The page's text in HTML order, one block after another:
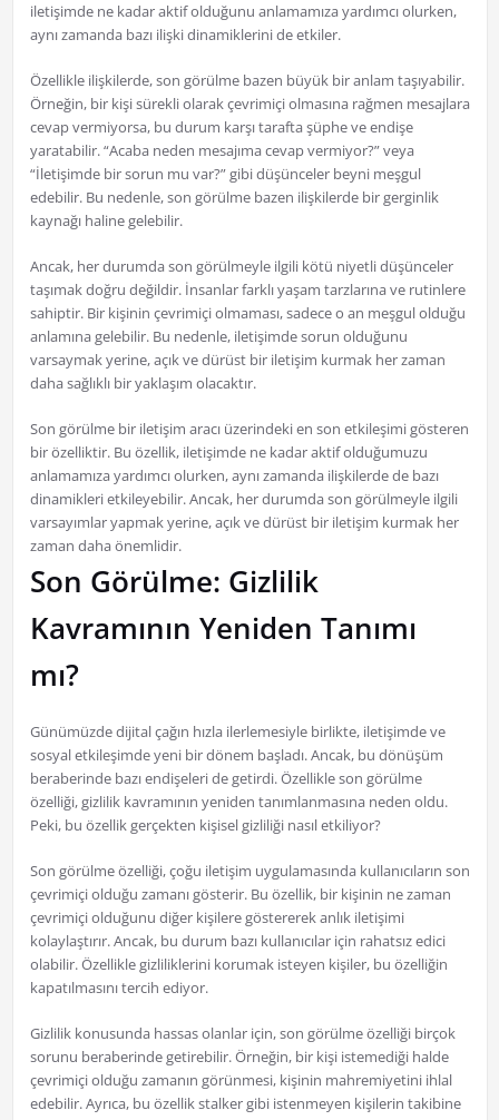
iletişimde ne kadar aktif olduğunu anlamamıza yardımcı olurken,
aynı zamanda bazı ilişki dinamiklerini de etkiler.
Özellikle ilişkilerde, son görülme bazen büyük bir anlam taşıyabilir.
Örneğin, bir kişi sürekli olarak çevrimiçi olmasına rağmen mesajlara
cevap vermiyorsa, bu durum karşı tarafta şüphe ve endişe
yaratabilir. “Acaba neden mesajıma cevap vermiyor?” veya
“İletişimde bir sorun mu var?” gibi düşünceler beyni meşgul
edebilir. Bu nedenle, son görülme bazen ilişkilerde bir gerginlik
kaynağı haline gelebilir.
Ancak, her durumda son görülmeyle ilgili kötü niyetli düşünceler
taşımak doğru değildir. İnsanlar farklı yaşam tarzlarına ve rutinlere
sahiptir. Bir kişinin çevrimiçi olmaması, sadece o an meşgul olduğu
anlamına gelebilir. Bu nedenle, iletişimde sorun olduğunu
varsaymak yerine, açık ve dürüst bir iletişim kurmak her zaman
daha sağlıklı bir yaklaşım olacaktır.
Son görülme bir iletişim aracı üzerindeki en son etkileşimi gösteren
bir özelliktir. Bu özellik, iletişimde ne kadar aktif olduğumuzu
anlamamıza yardımcı olurken, aynı zamanda ilişkilerde de bazı
dinamikleri etkileyebilir. Ancak, her durumda son görülmeyle ilgili
varsayımlar yapmak yerine, açık ve dürüst bir iletişim kurmak her
zaman daha önemlidir.
Son Görülme: Gizlilik
Kavramının Yeniden Tanımı
mı?
Günümüzde dijital çağın hızla ilerlemesiyle birlikte, iletişimde ve
sosyal etkileşimde yeni bir dönem başladı. Ancak, bu dönüşüm
beraberinde bazı endişeleri de getirdi. Özellikle son görülme
özelliği, gizlilik kavramının yeniden tanımlanmasına neden oldu.
Peki, bu özellik gerçekten kişisel gizliliği nasıl etkiliyor?
Son görülme özelliği, çoğu iletişim uygulamasında kullanıcıların son
çevrimiçi olduğu zamanı gösterir. Bu özellik, bir kişinin ne zaman
çevrimiçi olduğunu diğer kişilere göstererek anlık iletişimi
kolaylaştırır. Ancak, bu durum bazı kullanıcılar için rahatsız edici
olabilir. Özellikle gizliliklerini korumak isteyen kişiler, bu özelliğin
kapatılmasını tercih ediyor.
Gizlilik konusunda hassas olanlar için, son görülme özelliği birçok
sorunu beraberinde getirebilir. Örneğin, bir kişi istemediği halde
çevrimiçi olduğu zamanın görünmesi, kişinin mahremiyetini ihlal
edebilir. Ayrıca, bu özellik stalker gibi istenmeyen kişilerin takibine